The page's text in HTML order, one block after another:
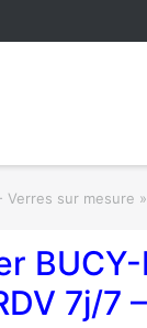
Verres sur mesure »
7j/7